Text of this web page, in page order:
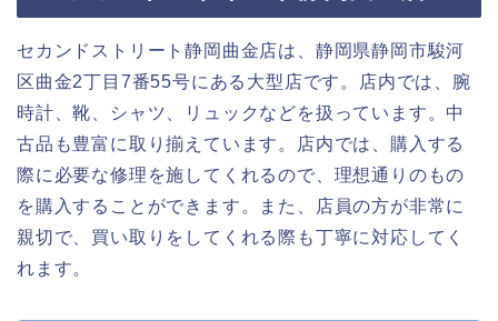
セカンドストリート静岡曲金店は、静岡県静岡市駿河
区曲金2丁目7番55号にある大型店です。店内では、腕
時計、靴、シャツ、リュックなどを扱っています。中
古品も豊富に取り揃えています。店内では、購入する
際に必要な修理を施してくれるので、理想通りのもの
を購入することができます。また、店員の方が非常に
親切で、買い取りをしてくれる際も丁寧に対応してく
れます。